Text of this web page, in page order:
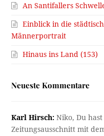
An Santifallers
Einblick in die
Männerportrait
Hinaus ins Land (153)
Neueste Kommentare
Karl Hirsch: Niko, Du
Zeitungsausschnitt mit